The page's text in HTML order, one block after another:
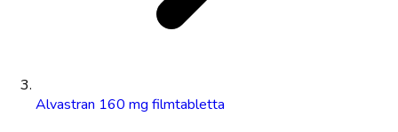
Alvastran 160 mg filmtabletta